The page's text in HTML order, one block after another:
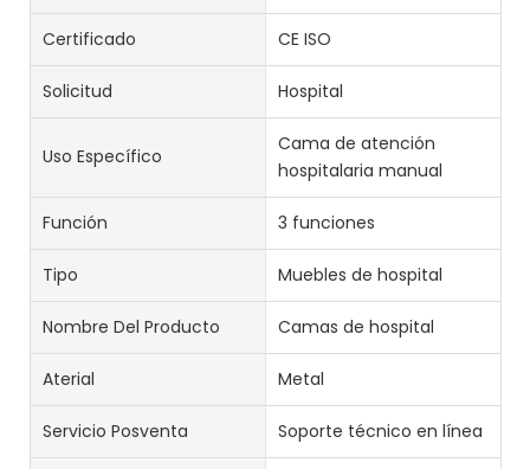
Certificado CE ISO
Solicitud Hospital
Uso Específico
Cama de atención
hospitalaria manual
Función 3 funciones
Tipo Muebles de hospital
Nombre Del Producto Camas de hospital
Aterial Metal
Servicio Posventa Soporte técnico en línea